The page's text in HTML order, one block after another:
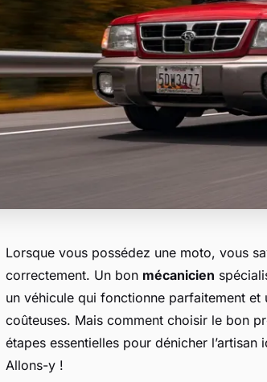
Lorsque vous possédez une moto, vous
correctement. Un bon mécanicien
un véhicule qui fonctionne parfaitement
coûteuses. Mais comment choisir le bon
étapes essentielles pour dénicher
Allons-y !